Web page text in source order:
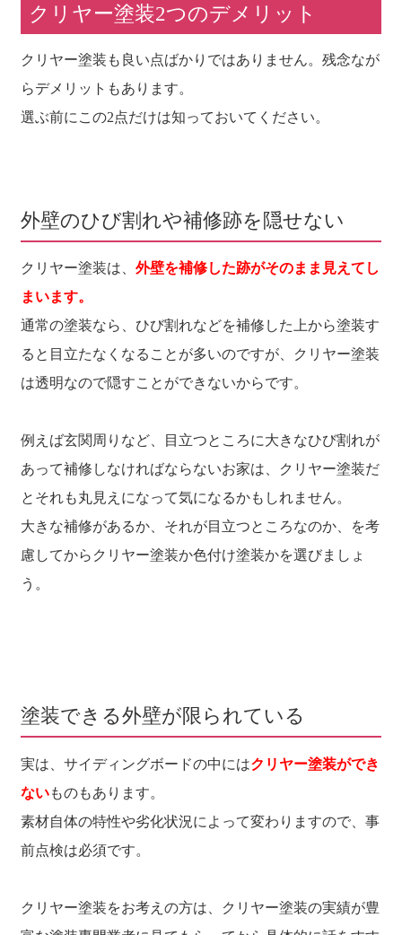
クリヤー塗装2つのデメリット
クリヤー塗装も良い点ばかりではありません。残念なが
らデメリットもあります。
選ぶ前にこの2点だけは知っておいてください。
外壁のひび割れや補修跡を隠せない
クリヤー塗装は、 外壁を補修した跡がそのまま見えてし
まいます。
通常の塗装なら、ひび割れなどを補修した上から塗装す
ると目立たなくなることが多いのですが、クリヤー塗装
は透明なので隠すことができないからです。
例えば玄関周りなど、目立つところに大きなひび割れが
あって補修しなければならないお家は、クリヤー塗装だ
とそれも丸見えになって気になるかもしれません。
大きな補修があるか、それが目立つところなのか、を考
慮してからクリヤー塗装か色付け塗装かを選びましょ
う。
塗装できる外壁が限られている
実は、サイディングボードの中にはクリヤー塗装ができ
ないものもあります。
素材自体の特性や劣化状況によって変わりますので、事
前点検は必須です。
クリヤー塗装をお考えの方は、クリヤー塗装の実績が豊